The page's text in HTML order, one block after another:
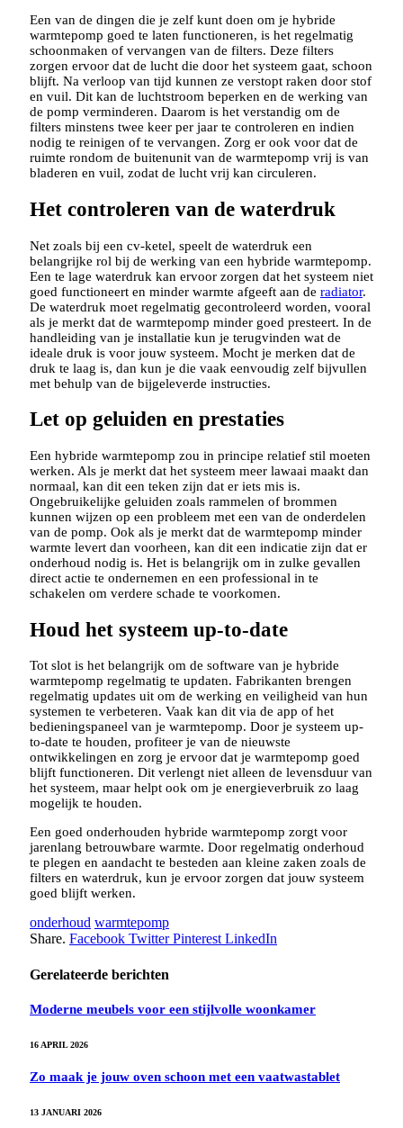
Een van de dingen die je zelf kunt doen om je hybride
warmtepomp goed te laten functioneren, is het regelmatig
schoonmaken of vervangen van de filters. Deze filters
zorgen ervoor dat de lucht die door het systeem gaat, schoon
blijft. Na verloop van tijd kunnen ze verstopt raken door stof
en vuil. Dit kan de luchtstroom beperken en de werking van
de pomp verminderen. Daarom is het verstandig om de
filters minstens twee keer per jaar te controleren en indien
nodig te reinigen of te vervangen. Zorg er ook voor dat de
ruimte rondom de buitenunit van de warmtepomp vrij is van
bladeren en vuil, zodat de lucht vrij kan circuleren.
Het controleren van de waterdruk
Net zoals bij een cv-ketel, speelt de waterdruk een
belangrijke rol bij de werking van een hybride warmtepomp.
Een te lage waterdruk kan ervoor zorgen dat het systeem niet
goed functioneert en minder warmte afgeeft aan de radiator.
De waterdruk moet regelmatig gecontroleerd worden, vooral
als je merkt dat de warmtepomp minder goed presteert. In de
handleiding van je installatie kun je terugvinden wat de
ideale druk is voor jouw systeem. Mocht je merken dat de
druk te laag is, dan kun je die vaak eenvoudig zelf bijvullen
met behulp van de bijgeleverde instructies.
Let op geluiden en prestaties
Een hybride warmtepomp zou in principe relatief stil moeten
werken. Als je merkt dat het systeem meer lawaai maakt dan
normaal, kan dit een teken zijn dat er iets mis is.
Ongebruikelijke geluiden zoals rammelen of brommen
kunnen wijzen op een probleem met een van de onderdelen
van de pomp. Ook als je merkt dat de warmtepomp minder
warmte levert dan voorheen, kan dit een indicatie zijn dat er
onderhoud nodig is. Het is belangrijk om in zulke gevallen
direct actie te ondernemen en een professional in te
schakelen om verdere schade te voorkomen.
Houd het systeem up-to-date
Tot slot is het belangrijk om de software van je hybride
warmtepomp regelmatig te updaten. Fabrikanten brengen
regelmatig updates uit om de werking en veiligheid van hun
systemen te verbeteren. Vaak kan dit via de app of het
bedieningspaneel van je warmtepomp. Door je systeem up-
to-date te houden, profiteer je van de nieuwste
ontwikkelingen en zorg je ervoor dat je warmtepomp goed
blijft functioneren. Dit verlengt niet alleen de levensduur van
het systeem, maar helpt ook om je energieverbruik zo laag
mogelijk te houden.
Een goed onderhouden hybride warmtepomp zorgt voor
jarenlang betrouwbare warmte. Door regelmatig onderhoud
te plegen en aandacht te besteden aan kleine zaken zoals de
filters en waterdruk, kun je ervoor zorgen dat jouw systeem
goed blijft werken.
onderhoud warmtepomp
Share. Facebook Twitter Pinterest LinkedIn
Gerelateerde berichten
Moderne meubels voor een stijlvolle woonkamer
16 APRIL 2026
Zo maak je jouw oven schoon met een vaatwastablet
13 JANUARI 2026